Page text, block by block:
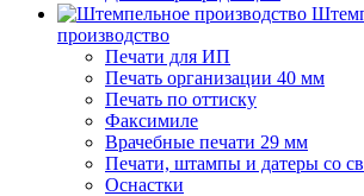
производство
Печати для ИП
Печать организации 40 мм
Печать по оттиску
Факсимиле
Врачебные печати 29 мм
Печати, штампы и датеры со
Оснастки